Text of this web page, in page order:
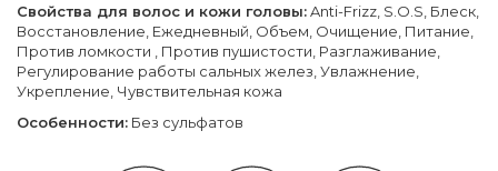
Свойства для волос и кожи головы:Anti-Frizz, S.O.S, Блеск,
Восстановление, Ежедневный, Объем, Очищение, Питание,
Против ломкости , Против пушистости, Разглаживание,
Регулирование работы сальных желез, Увлажнение,
Укрепление, Чувствительная кожа
Особенности: Без сульфатов